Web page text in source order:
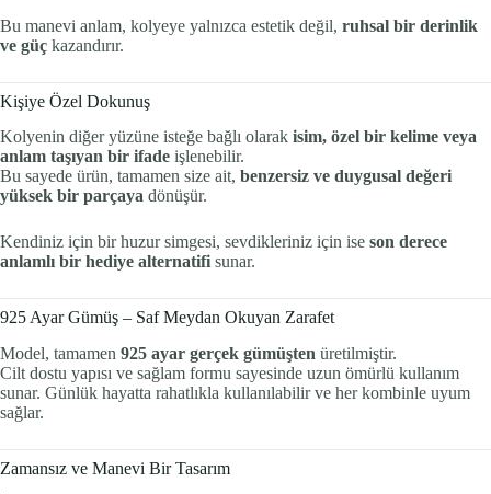
Bu manevi anlam, kolyeye yalnızca estetik değil, ruhsal bir derinlik
ve güç kazandırır.
Kişiye Özel Dokunuş
Kolyenin diğer yüzüne isteğe bağlı olarak isim, özel bir kelime veya
anlam taşıyan bir ifade işlenebilir.
Bu sayede ürün, tamamen size ait, benzersiz ve duygusal değeri
yüksek bir parçaya dönüşür.
Kendiniz için bir huzur simgesi, sevdikleriniz için ise son derece
anlamlı bir hediye alternatifi sunar.
925 Ayar Gümüş – Saf Meydan Okuyan Zarafet
Model, tamamen 925 ayar gerçek gümüşten üretilmiştir.
Cilt dostu yapısı ve sağlam formu sayesinde uzun ömürlü kullanım
sunar. Günlük hayatta rahatlıkla kullanılabilir ve her kombinle uyum
sağlar.
Zamansız ve Manevi Bir Tasarım